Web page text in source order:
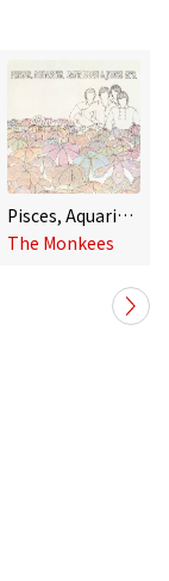
Pisces, Aquarius, Capricorn & Jones Ltd. (Super Deluxe Edition)
The Monkees